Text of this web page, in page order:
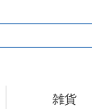
雑貨